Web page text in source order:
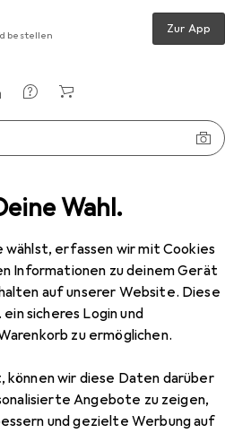
Wahl.
wählst, erfassen wir mit Cookies
Informationen zu deinem Gerät
auf unserer Website. Diese
sicheres Login und
zu ermöglichen.
können wir diese Daten darüber
Angebote zu zeigen,
und gezielte Werbung auf
bestellen Zur App
Collection Barbecue Grill
Barbecue Grill
Collection